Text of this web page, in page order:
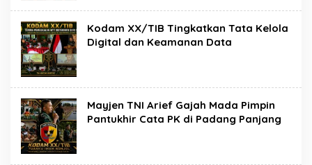
Kodam XX/TIB Tingkatkan Tata Kelola
Digital dan Keamanan Data
Mayjen TNI Arief Gajah Mada Pimpin
Pantukhir Cata PK di Padang Panjang